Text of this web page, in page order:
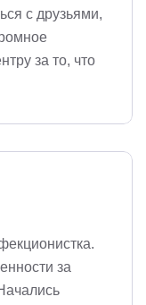
с друзьями,
за то, что
за